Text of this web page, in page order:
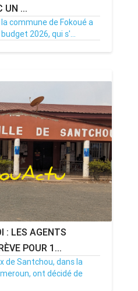
UN ...
commune de Fokoué a
2026, qui s'...
0
: LES AGENTS
POUR 1...
de Santchou, dans la
ont décidé de